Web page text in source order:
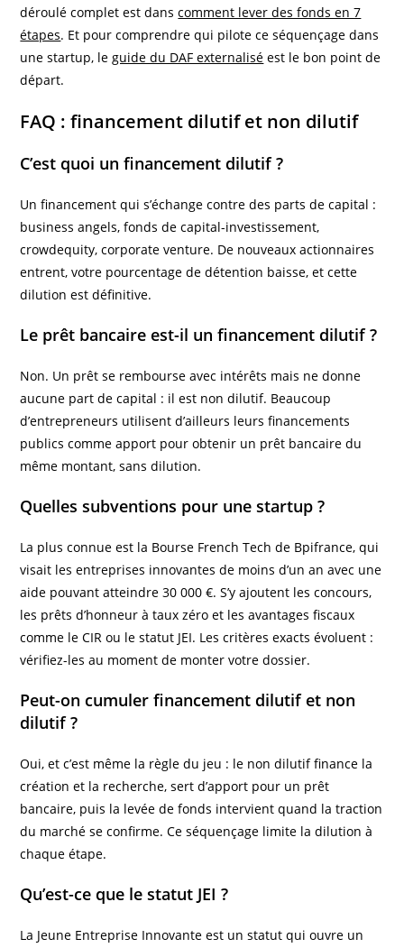
déroulé complet est danscomment lever des fonds en 7
étapes. Et pour comprendre qui pilote ce séquençage dans
une startup, leguide du DAF externalisé est le bon point de
départ.
FAQ : financement dilutif et non dilutif
C’est quoi un financement dilutif ?
Un financement qui s’échange contre des parts de capital :
business angels, fonds de capital-investissement,
crowdequity, corporate venture. De nouveaux actionnaires
entrent, votre pourcentage de détention baisse, et cette
dilution est définitive.
Le prêt bancaire est-il un financement dilutif ?
Non. Un prêt se rembourse avec intérêts mais ne donne
aucune part de capital : il est non dilutif. Beaucoup
d’entrepreneurs utilisent d’ailleurs leurs financements
publics comme apport pour obtenir un prêt bancaire du
même montant, sans dilution.
Quelles subventions pour une startup ?
La plus connue est la Bourse French Tech de Bpifrance, qui
visait les entreprises innovantes de moins d’un an avec une
aide pouvant atteindre 30 000 €. S’y ajoutent les concours,
les prêts d’honneur à taux zéro et les avantages fiscaux
comme le CIR ou le statut JEI. Les critères exacts évoluent :
vérifiez-les au moment de monter votre dossier.
Peut-on cumuler financement dilutif et non
dilutif ?
Oui, et c’est même la règle du jeu : le non dilutif finance la
création et la recherche, sert d’apport pour un prêt
bancaire, puis la levée de fonds intervient quand la traction
du marché se confirme. Ce séquençage limite la dilution à
chaque étape.
Qu’est-ce que le statut JEI ?
La Jeune Entreprise Innovante est un statut qui ouvre un